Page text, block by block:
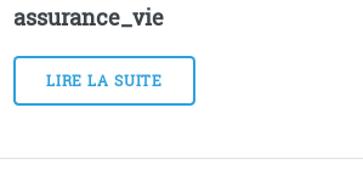
assurance_vie
LIRE LA SUITE